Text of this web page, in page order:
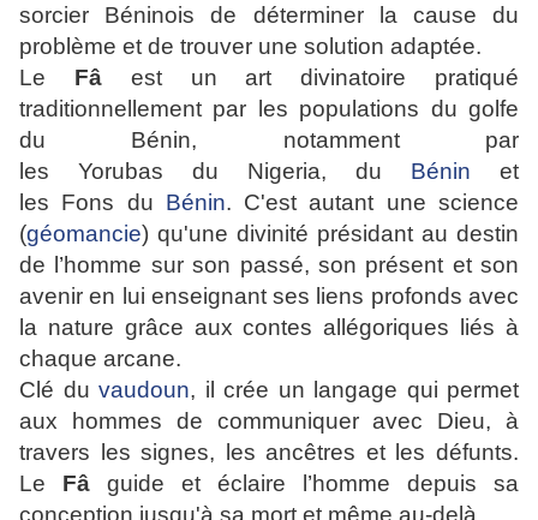
sorcier Béninois de déterminer la cause du
problème et de trouver une solution adaptée.
Le Fâest un art divinatoire pratiqué
traditionnellement par les populations du golfe
du Bénin, notamment par
les Yorubas du Nigeria, du Bénin et
les Fons du Bénin. C'est autant une science
(géomancie) qu'une divinité présidant au destin
de l’homme sur son passé, son présent et son
avenir en lui enseignant ses liens profonds avec
la nature grâce aux contes allégoriques liés à
chaque arcane.
Clé du vaudoun, il crée un langage qui permet
aux hommes de communiquer avec Dieu, à
travers les signes, les ancêtres et les défunts.
Le Fâ guide et éclaire l’homme depuis sa
conception jusqu'à sa mort et même au-delà.